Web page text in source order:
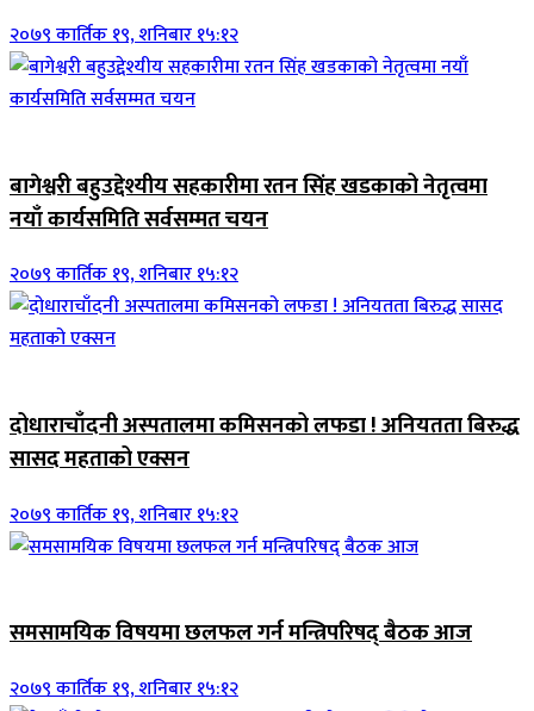
२०७९ कार्तिक १९, शनिबार १५:१२
बागेश्वरी बहुउद्देश्यीय सहकारीमा रतन सिंह खडकाको नेतृत्वमा
नयाँ कार्यसमिति सर्वसम्मत चयन
२०७९ कार्तिक १९, शनिबार १५:१२
दोधाराचाँदनी अस्पतालमा कमिसनको लफडा ! अनियतता बिरुद्ध
सासद महताको एक्सन
२०७९ कार्तिक १९, शनिबार १५:१२
समसामयिक विषयमा छलफल गर्न मन्त्रिपरिषद् बैठक आज
२०७९ कार्तिक १९, शनिबार १५:१२